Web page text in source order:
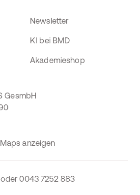
Newsletter
KI bei BMD
Akademieshop
GesmbH
anzeigen
0043 7252 883